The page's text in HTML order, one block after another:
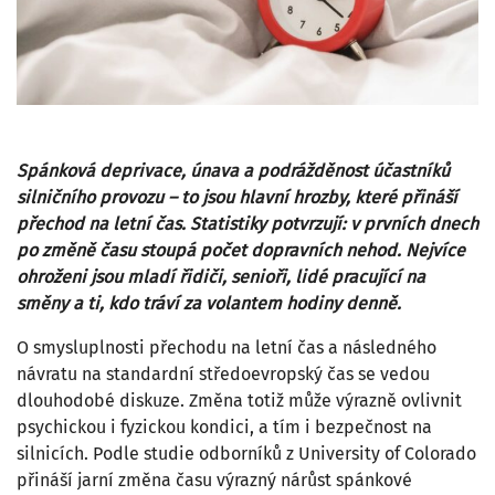
Spánková deprivace, únava a podrážděnost účastníků
silničního provozu – to jsou hlavní hrozby, které přináší
přechod na letní čas. Statistiky potvrzují: v prvních dnech
po změně času stoupá počet dopravních nehod. Nejvíce
ohroženi jsou mladí řidiči, senioři, lidé pracující na
směny a ti, kdo tráví za volantem hodiny denně.
O smysluplnosti přechodu na letní čas a následného
návratu na standardní středoevropský čas se vedou
dlouhodobé diskuze. Změna totiž může výrazně ovlivnit
psychickou i fyzickou kondici, a tím i bezpečnost na
silnicích. Podle studie odborníků z University of Colorado
přináší jarní změna času výrazný nárůst spánkové